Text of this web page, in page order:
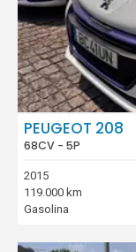
PEUGEOT 208
68CV - 5P
2015
119.000 km
Gasolina